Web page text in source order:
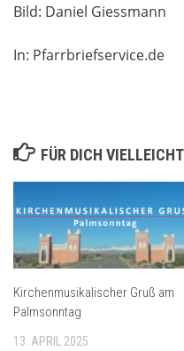
Bild: Daniel Giessmann
In: Pfarrbriefservice.de
FÜR DICH
Kirchenmusikalischer Gruß am
Palmsonntag
13. APRIL 2025